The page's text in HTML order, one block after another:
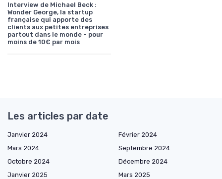
Interview de Michael Beck :
Wonder George, la startup
française qui apporte des
clients aux petites entreprises
partout dans le monde - pour
moins de 10€ par mois
Les articles par date
Janvier 2024
Février 2024
Mars 2024
Septembre 2024
Octobre 2024
Décembre 2024
Janvier 2025
Mars 2025